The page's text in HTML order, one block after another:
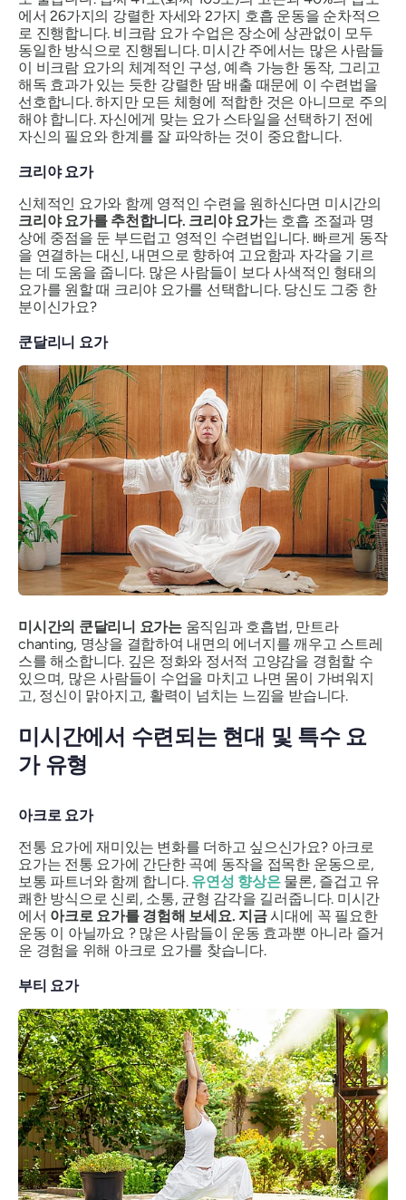
에서 26가지의 강렬한 자세와 2가지 호흡 운동을 순차적으
로 진행합니다. 비크람 요가 수업은 장소에 상관없이 모두
동일한 방식으로 진행됩니다. 미시간 주에서는 많은 사람들
이 비크람 요가의 체계적인 구성, 예측 가능한 동작, 그리고
해독 효과가 있는 듯한 강렬한 땀 배출 때문에 이 수련법을
선호합니다. 하지만 모든 체형에 적합한 것은 아니므로 주의
해야 합니다. 자신에게 맞는 요가 스타일을 선택하기 전에
자신의 필요와 한계를 잘 파악하는 것이 중요합니다.
크리야 요가
신체적인 요가와 함께 영적인 수련을 원하신다면 미시간의
크리야 요가를 추천합니다. 크리야 요가는 호흡 조절과 명
상에 중점을 둔 부드럽고 영적인 수련법입니다. 빠르게 동작
을 연결하는 대신, 내면으로 향하여 고요함과 자각을 기르
는 데 도움을 줍니다. 많은 사람들이 보다 사색적인 형태의
요가를 원할 때 크리야 요가를 선택합니다. 당신도 그중 한
분이신가요?
쿤달리니 요가
미시간의 쿤달리니 요가는움직임과 호흡법, 만트라
chanting, 명상을 결합하여 내면의 에너지를 깨우고 스트레
스를 해소합니다. 깊은 정화와 정서적 고양감을 경험할 수
있으며, 많은 사람들이 수업을 마치고 나면 몸이 가벼워지
고, 정신이 맑아지고, 활력이 넘치는 느낌을 받습니다.
미시간에서 수련되는 현대 및 특수 요
가 유형
아크로 요가
전통 요가에 재미있는 변화를 더하고 싶으신가요? 아크로
요가는 전통 요가에 간단한 곡예 동작을 접목한 운동으로,
보통 파트너와 함께 합니다. 유연성 향상은물론, 즐겁고 유
쾌한 방식으로 신뢰, 소통, 균형 감각을 길러줍니다. 미시간
에서 아크로 요가를 경험해 보세요. 지금시대에 꼭 필요한
운동 이 아닐까요 ? 많은 사람들이 운동 효과뿐 아니라 즐거
운 경험을 위해 아크로 요가를 찾습니다.
부티 요가